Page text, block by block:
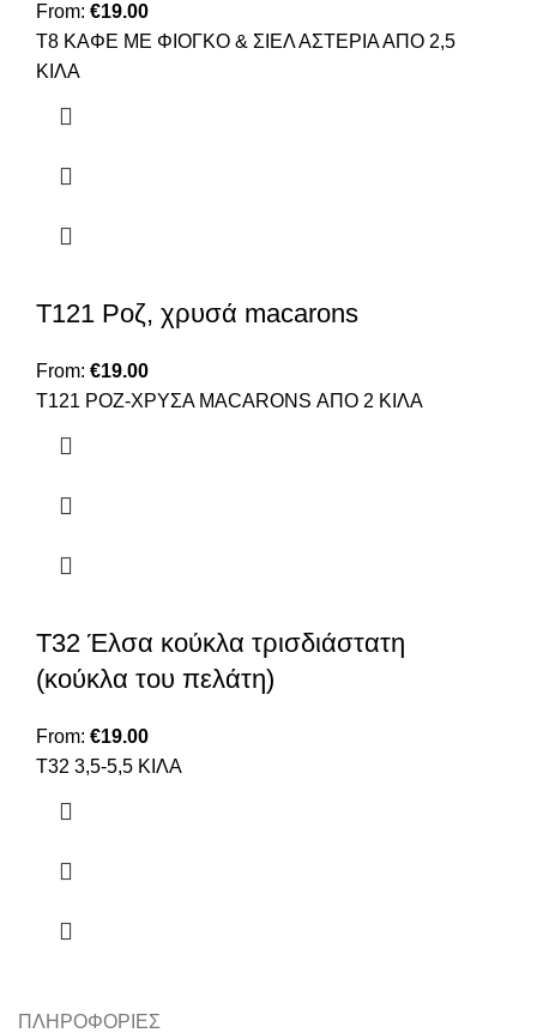
From: €19.00
T8 ΚΑΦΕ ΜΕ ΦΙΟΓΚΟ & ΣΙΕΛ ΑΣΤΕΡΙΑ ΑΠΟ 2,5
ΚΙΛΑ
Τ121 Ροζ, χρυσά macarons
From: €19.00
T121 ΡΟΖ-ΧΡΥΣΑ MACARONS ΑΠΟ 2 ΚΙΛΑ
Τ32 Έλσα κούκλα τρισδιάστατη
(κούκλα του πελάτη)
From: €19.00
T32 3,5-5,5 ΚΙΛΑ
ΠΛΗΡΟΦΟΡΙΕΣ